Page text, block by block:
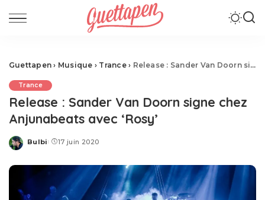
Guettapen › Musique › Trance› Release : Sander Van Doorn signe chez Anjunabeats avec ‘Rosy’
Trance
Release : Sander Van Doorn signe chez
Anjunabeats avec ‘Rosy’
Posted
Bulbi 17 juin 2020